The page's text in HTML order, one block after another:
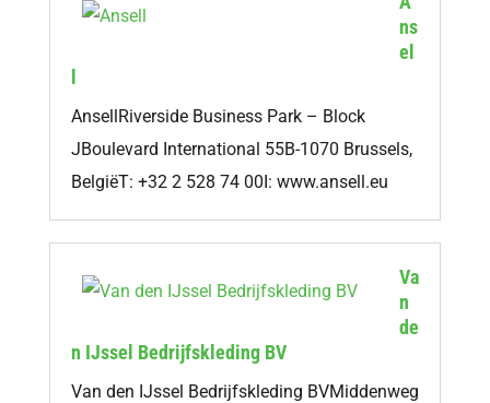
ns
el
AnsellRiverside Business Park – Block
JBoulevard International 55B-1070 Brussels,
BelgiëT: +32 2 528 74 00I: www.ansell.eu
Va
n
de
n IJssel Bedrijfskleding BV
Van den IJssel Bedrijfskleding BVMiddenweg